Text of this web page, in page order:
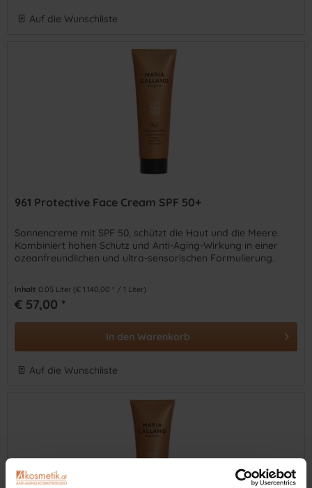
Auf die Wunschliste
961 Protective Face Cream SPF 50+
Sonnencreme mit SPF 50, schützt die Haut und die Meere.
Kombiniert hohen Schutz und Anti-Aging-Wirkung in einer
ozeanfreundlichen und ultra-sensorischen Formulierung.
Inhalt 0.05 Liter (€ 1.140,00 * / 1 Liter)
€ 57,00 *
In den Warenkorb
Auf die Wunschliste